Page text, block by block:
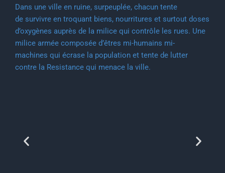
Dans une ville en ruine, surpeuplée, chacun tente
de survivre en troquant biens, nourritures et surtout doses
d’oxygènes auprès de la milice qui contrôle les rues. Une
milice armée composée d’êtres mi-humains mi-
machines qui écrase la population et tente de lutter
contre la Resistance qui menace la ville.